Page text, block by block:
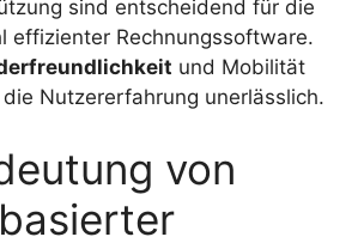
sind entscheidend für die
effizienter Rechnungssoftware.
und Mobilität
Nutzererfahrung unerlässlich.
von